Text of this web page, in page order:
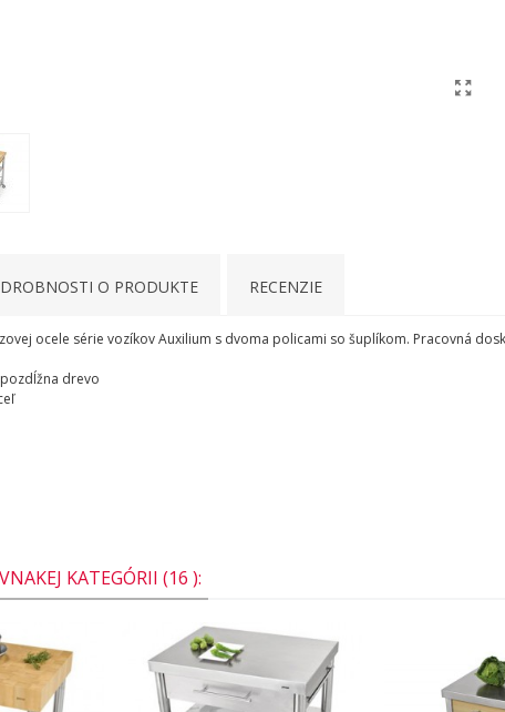
O PRODUKTE RECENZIE
ocele série vozíkovAuxilium s dvoma policami so šuplíkom. Pracovná
pozdĺžna drevo
KATEGÓRII (16 ):